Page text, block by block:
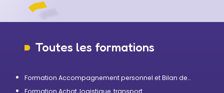
Toutes les formations
Formation Accompagnement personnel et Bilan de
Formation Achat, logistique, transport